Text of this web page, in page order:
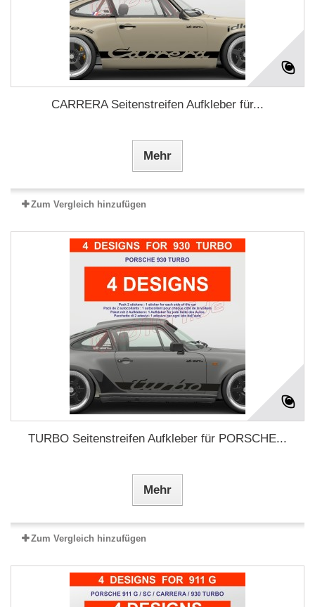
CARRERA Seitenstreifen Aufkleber für...
Mehr
Zum Vergleich hinzufügen
TURBO Seitenstreifen Aufkleber für PORSCHE...
Mehr
Zum Vergleich hinzufügen